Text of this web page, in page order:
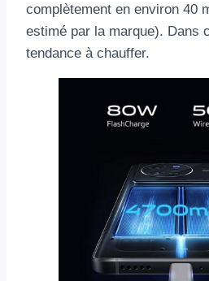
complètement en environ 40
estimé par la marque). Dans
tendance à chauffer.